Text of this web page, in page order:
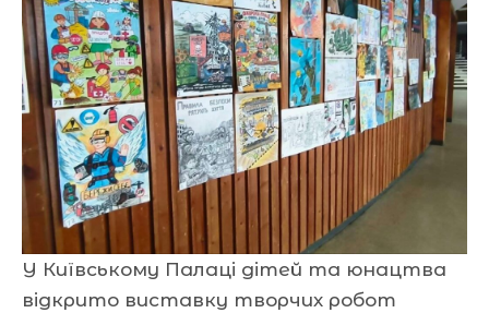
У Київському Палаці дітей та юнацтва
відкрито виставку творчих робот